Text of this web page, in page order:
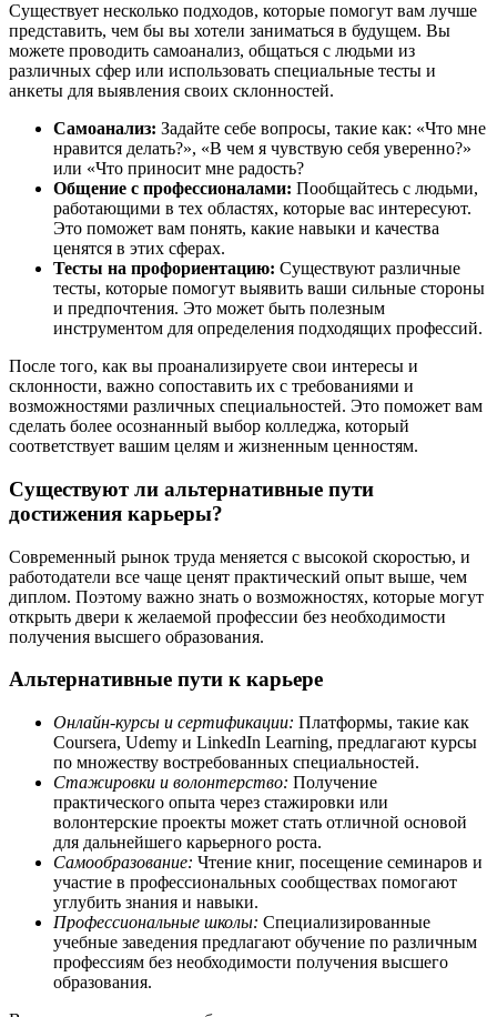
Существует несколько подходов, которые помогут вам лучше
представить, чем бы вы хотели заниматься в будущем. Вы
можете проводить самоанализ, общаться с людьми из
различных сфер или использовать специальные тесты и
анкеты для выявления своих склонностей.
Самоанализ: Задайте себе вопросы, такие как: «Что мне
нравится делать?», «В чем я чувствую себя уверенно?»
или «Что приносит мне радость?
Общение с профессионалами: Пообщайтесь с людьми,
работающими в тех областях, которые вас интересуют.
Это поможет вам понять, какие навыки и качества
ценятся в этих сферах.
Тесты на профориентацию: Существуют различные
тесты, которые помогут выявить ваши сильные стороны
и предпочтения. Это может быть полезным
инструментом для определения подходящих профессий.
После того, как вы проанализируете свои интересы и
склонности, важно сопоставить их с требованиями и
возможностями различных специальностей. Это поможет вам
сделать более осознанный выбор колледжа, который
соответствует вашим целям и жизненным ценностям.
Существуют ли альтернативные пути
достижения карьеры?
Современный рынок труда меняется с высокой скоростью, и
работодатели все чаще ценят практический опыт выше, чем
диплом. Поэтому важно знать о возможностях, которые могут
открыть двери к желаемой профессии без необходимости
получения высшего образования.
Альтернативные пути к карьере
Онлайн-курсы и сертификации: Платформы, такие как
Coursera, Udemy и LinkedIn Learning, предлагают курсы
по множеству востребованных специальностей.
Стажировки и волонтерство: Получение
практического опыта через стажировки или
волонтерские проекты может стать отличной основой
для дальнейшего карьерного роста.
Самообразование: Чтение книг, посещение семинаров и
участие в профессиональных сообществах помогают
углубить знания и навыки.
Профессиональные школы: Специализированные
учебные заведения предлагают обучение по различным
профессиям без необходимости получения высшего
образования.